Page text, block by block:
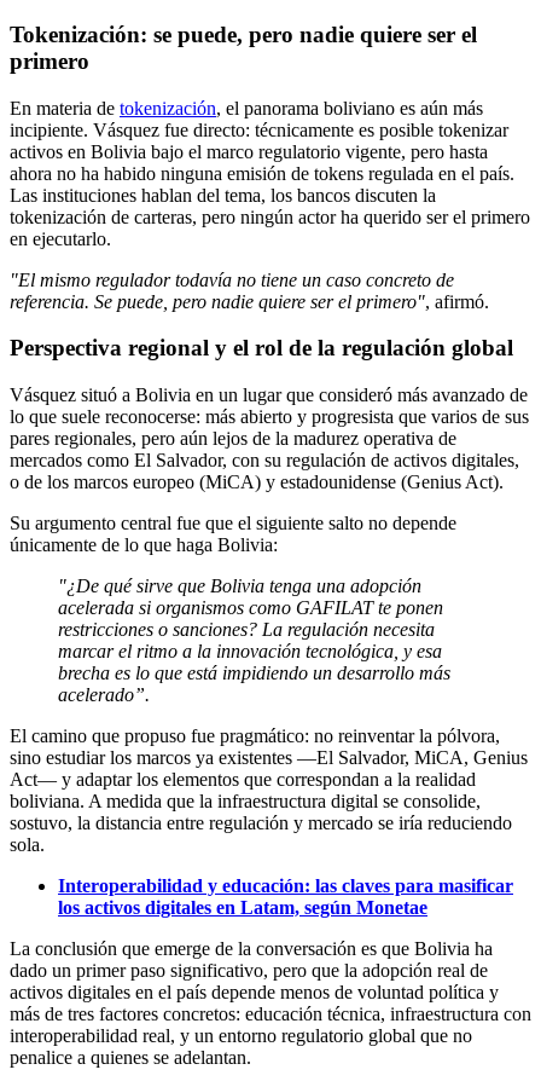
Tokenización: se puede, pero nadie quiere ser el
primero
En materia de tokenización, el panorama boliviano es aún más
incipiente. Vásquez fue directo: técnicamente es posible tokenizar
activos en Bolivia bajo el marco regulatorio vigente, pero hasta
ahora no ha habido ninguna emisión de tokens regulada en el país.
Las instituciones hablan del tema, los bancos discuten la
tokenización de carteras, pero ningún actor ha querido ser el primero
en ejecutarlo.
"El mismo regulador todavía no tiene un caso concreto de
referencia. Se puede, pero nadie quiere ser el primero", afirmó.
Perspectiva regional y el rol de la regulación global
Vásquez situó a Bolivia en un lugar que consideró más avanzado de
lo que suele reconocerse: más abierto y progresista que varios de sus
pares regionales, pero aún lejos de la madurez operativa de
mercados como El Salvador, con su regulación de activos digitales,
o de los marcos europeo (MiCA) y estadounidense (Genius Act).
Su argumento central fue que el siguiente salto no depende
únicamente de lo que haga Bolivia:
"¿De qué sirve que Bolivia tenga una adopción
acelerada si organismos como GAFILAT te ponen
restricciones o sanciones? La regulación necesita
marcar el ritmo a la innovación tecnológica, y esa
brecha es lo que está impidiendo un desarrollo más
acelerado”.
El camino que propuso fue pragmático: no reinventar la pólvora,
sino estudiar los marcos ya existentes —El Salvador, MiCA, Genius
Act— y adaptar los elementos que correspondan a la realidad
boliviana. A medida que la infraestructura digital se consolide,
sostuvo, la distancia entre regulación y mercado se iría reduciendo
sola.
Interoperabilidad y educación: las claves para masificar
los activos digitales en Latam, según Monetae
La conclusión que emerge de la conversación es que Bolivia ha
dado un primer paso significativo, pero que la adopción real de
activos digitales en el país depende menos de voluntad política y
más de tres factores concretos: educación técnica, infraestructura con
interoperabilidad real, y un entorno regulatorio global que no
penalice a quienes se adelantan.